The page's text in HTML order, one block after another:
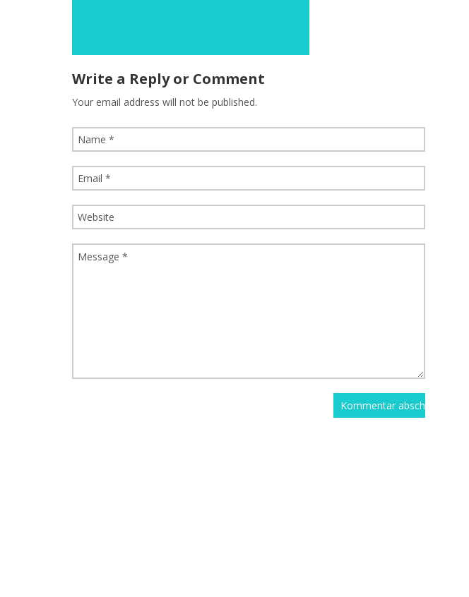
Write a Reply or Comment
Your email address will not be published.